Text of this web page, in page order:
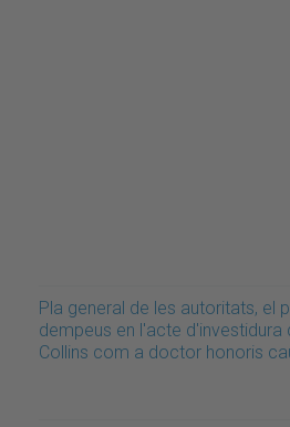
Pla general de les autoritats, el
dempeus en l'acte d'investidura
Collins com a doctor honoris